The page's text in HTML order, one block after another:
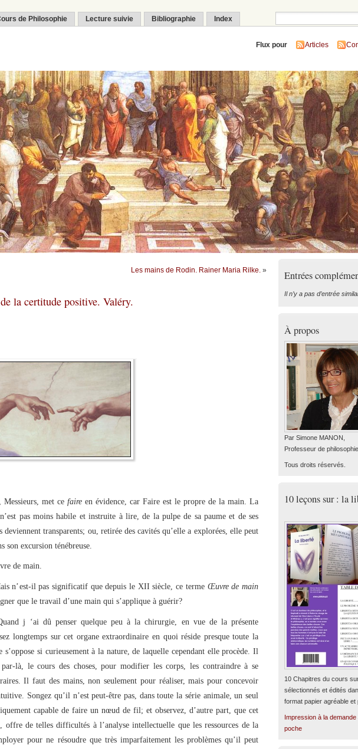
de Philosophie Lecture suivie Bibliographie Index
Flux pour Articles
Les mains de Rodin. Rainer Maria Rilke. »
la certitude positive. Valéry.
met ce faire en évidence, car Faire est le propre de la main. La
pas moins habile et instruite à lire, de la pulpe de sa paume et de ses
transparents; ou, retirée des cavités qu’elle a explorées, elle peut
son excursion ténébreuse.
de main.
n’est-il pas significatif que depuis le XII siècle, ce terme Œuvre de main
que le travail d’une main qui s’applique à guérir?
j ‘ai dû penser quelque peu à la chirurgie, en vue de la présente
longtemps sur cet organe extraordinaire en quoi réside presque toute la
si curieusement à la nature, de laquelle cependant elle procède. Il
là, le cours des choses, pour modifier les corps, les contraindre à se
Il faut des mains, non seulement pour réaliser, mais pour concevoir
Songez qu’il n’est peut-être pas, dans toute la série animale, un seul
capable de faire un nœud de fil; et observez, d’autre part, que cet
de telles difficultés à l’analyse intellectuelle que les ressources de la
pour ne résoudre que très imparfaitement les problèmes qu’il peut
Entrées
Il n’y a pas d’entrée
À propos
Par Simone MANON,
Professeur de philosophie
Tous droits réservés.
10 leçons sur : la
10 Chapitres du cours
sélectionnés et édités
format papier agréable et
Impression à la demande
poche